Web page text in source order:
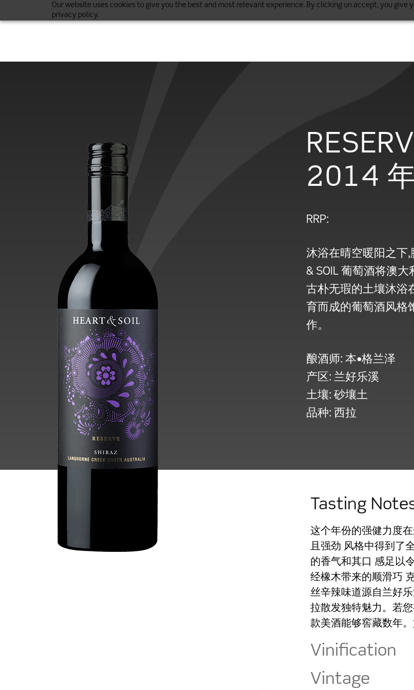
Our website uses cookies to give you the best and most relevant experience. By clicking on accept, you give
privacy policy.
2014
RRP:
沐浴在晴空暖阳之下,
& SOIL 葡萄酒将澳
古朴无瑕的土壤沐浴
育而成的葡萄酒风格
作。
酿酒师: 本•格兰泽
产区: 兰好乐溪
土壤: 砂壤土
品种: 西拉
Tasting
这个年份的强健力度在
且强劲 风格中得到了
的香气和其口 感足以
经橡木带来的顺滑巧
丝辛辣味道源自兰好乐
拉散发独特魅力。若
款美酒能够窖藏数年
Vinification
Vintage